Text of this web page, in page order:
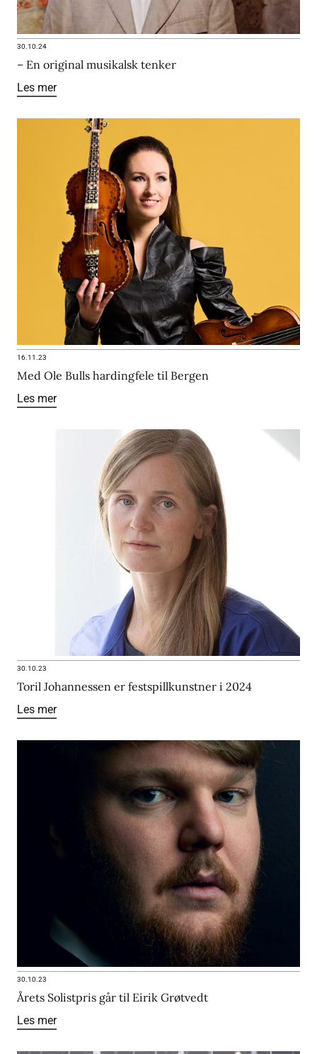
30.10.24
– En original musikalsk tenker
Les mer
16.11.23
Med Ole Bulls hardingfele til Bergen
Les mer
30.10.23
Toril Johannessen er festspillkunstner i 2024
Les mer
30.10.23
Årets Solistpris går til Eirik Grøtvedt
Les mer